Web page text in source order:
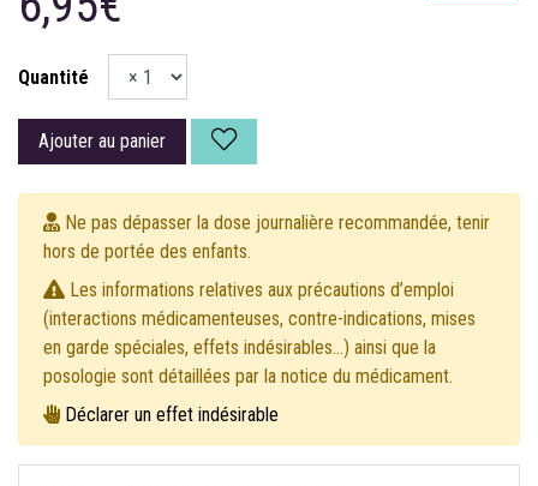
Quantité
Ajouter au panier
Ne pas dépasser la dose journalière recommandée, tenir
hors de portée des enfants.
Les informations relatives aux précautions d’emploi
(interactions médicamenteuses, contre-indications, mises
en garde spéciales, effets indésirables...) ainsi que la
posologie sont détaillées par la notice du médicament.
Déclarer un effet indésirable